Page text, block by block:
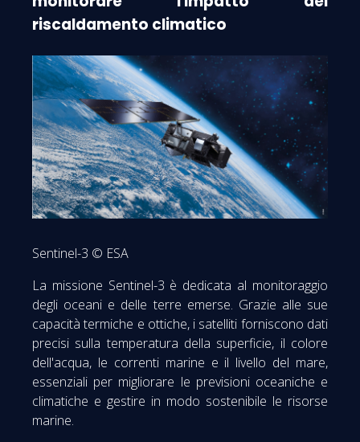
riscaldamento climatico
Sentinel-3 © ESA
La missione Sentinel-3 è dedicata al monitoraggio
degli oceani e delle terre emerse. Grazie alle sue
capacità termiche e ottiche, i satelliti forniscono dati
precisi sulla temperatura della superficie, il colore
dell'acqua, le correnti marine e il livello del mare,
essenziali per migliorare le previsioni oceaniche e
climatiche e gestire in modo sostenibile le risorse
marine.